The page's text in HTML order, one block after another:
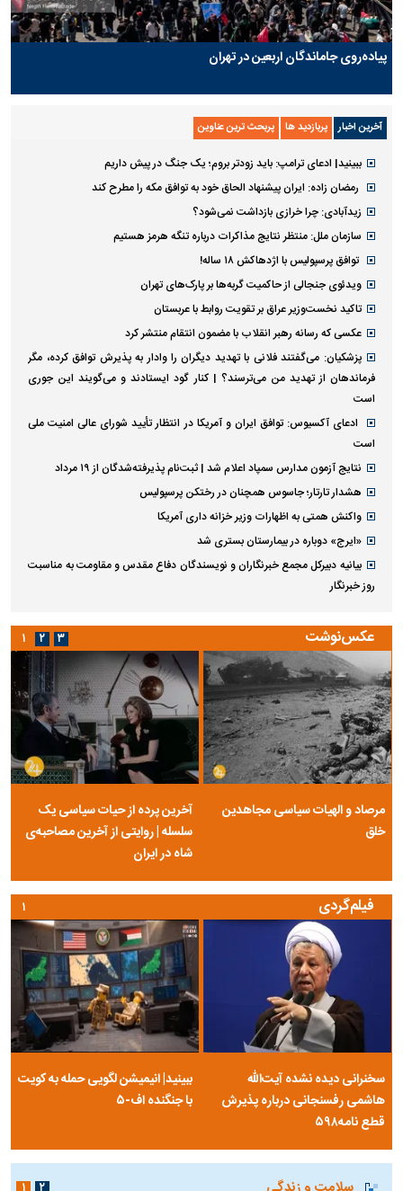
پیاده‌روی جاماندگان اربعین در تهران
آخرین اخبار پربازدید ها پربحث ترین عناوین
ببینید| ادعای ترامپ: باید زودتر بروم؛ یک جنگ در پیش داریم
رمضان زاده: ایران پیشنهاد الحاق خود به توافق مکه را مطرح کند
زیدآبادی: چرا خرازی بازداشت نمی‌شود؟
سازمان ملل: منتظر نتایج مذاکرات درباره تنگه هرمز هستیم
توافق پرسپولیس با اژدهاکش ۱۸ ساله!
ویدئوی جنجالی از حاکمیت گربه‌ها بر پارک‌های تهران
تاکید نخست‌وزیر عراق بر تقویت روابط با عربستان
عکسی که رسانه رهبر انقلاب با مضمون انتقام منتشر کرد
پزشکیان: می‌گفتند فلانی با تهدید دیگران را وادار به پذیرش توافق کرده، مگر
فرماندهان از تهدید من می‌ترسند؟ | کنار گود ایستادند و می‌گویند این جوری
است
ادعای آکسیوس: توافق ایران و آمریکا در انتظار تأیید شورای عالی امنیت ملی
است
نتایج آزمون مدارس سمپاد اعلام شد | ثبت‌نام پذیرفته‌شدگان از ۱۹ مرداد
هشدار تارتار؛ جاسوس همچنان در رختکن پرسپولیس
واکنش همتی به اظهارات وزیر خزانه داری آمریکا
«ایرج» دوباره در بیمارستان بستری شد
بیانیه دبیرکل مجمع خبرنگاران و نویسندگان دفاع مقدس و مقاومت به مناسبت
روز خبرنگار
عکس‌نوشت
مرصاد و الهیات سیاسی مجاهدین
خلق
آخرین پرده از حیات سیاسی یک
سلسله | روایتی از آخرین مصاحبه‌ی
شاه در ایران
۱ ۲ ۳
فیلم‌گردی
سخنرانی دیده نشده آیت‌الله
هاشمی رفسنجانی درباره پذیرش
قطع نامه۵۹۸
ببینید| انیمیشن لگویی حمله به کویت
با جنگنده اف-۵
۱